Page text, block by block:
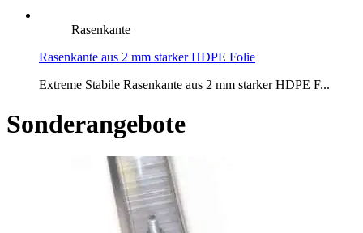
Rasenkante
Rasenkante aus 2 mm starker HDPE Folie
Extreme Stabile Rasenkante aus 2 mm starker HDPE F...
Sonderangebote